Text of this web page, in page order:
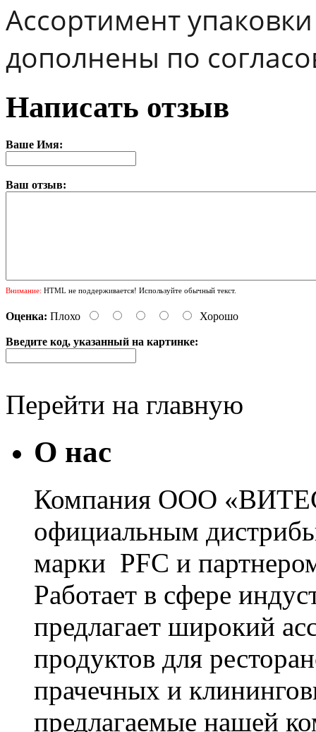
Ассортимент
дополнены по
Написать отзыв
Ваше Имя:
Ваш отзыв:
Внимание: HTML не поддерживается! Используйте обычный текст.
Оценка: Плохо Хорошо
Введите код, указанный на картинке:
Перейти на главную
О нас
Компания ООО
официальным
марки PFC и
Работает в сфере
предлагает широкий
продуктов для
прачечных и
предлагаемые нашей